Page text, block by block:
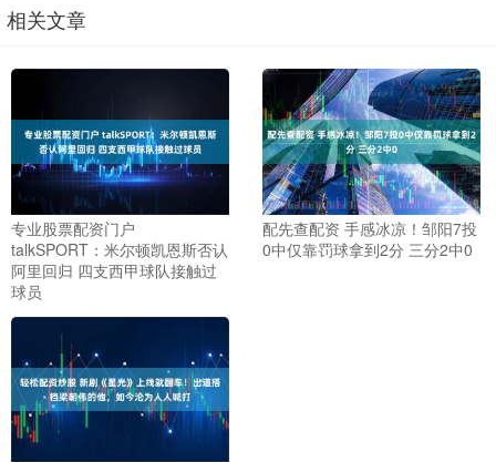
相关文章
专业股票配资门户
talkSPORT：米尔顿凯恩斯否认
阿里回归 四支西甲球队接触过
球员
配先查配资 手感冰凉！邹阳7投
0中仅靠罚球拿到2分 三分2中0